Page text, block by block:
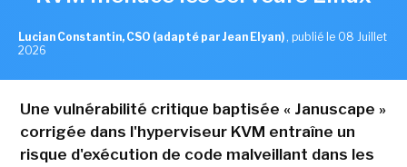
Lucian Constantin, CSO (adapté par Jean Elyan) , publié le 08 Juillet
2026
Une vulnérabilité critique baptisée « Januscape »
corrigée dans l'hyperviseur KVM entraîne un
risque d'exécution de code malveillant dans les